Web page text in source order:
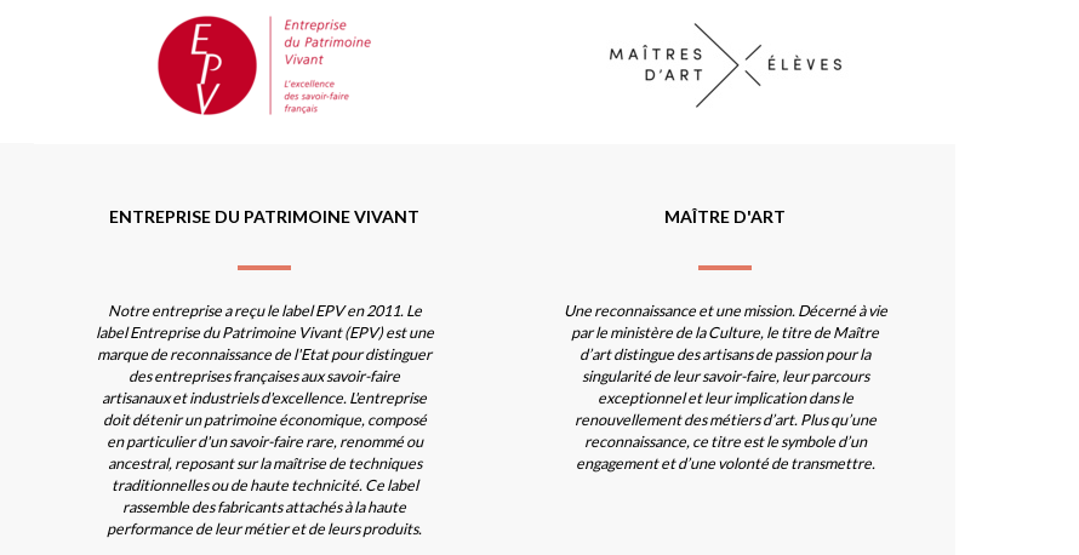
ENTREPRISE DU PATRIMOINE VIVANT
Notre entreprise a reçu le label EPV en 2011. Le
label Entreprise du Patrimoine Vivant (EPV) est une
marque de reconnaissance de l'Etat pour distinguer
des entreprises françaises aux savoir-faire
artisanaux et industriels d'excellence. L'entreprise
doit détenir un patrimoine économique, composé
en particulier d'un savoir-faire rare, renommé ou
ancestral, reposant sur la maîtrise de techniques
traditionnelles ou de haute technicité. Ce label
rassemble des fabricants attachés à la haute
performance de leur métier et de leurs produits.
MAÎTRE D'ART
Une reconnaissance et une mission. Décerné à vie
par le ministère de la Culture, le titre de Maître
d’art distingue des artisans de passion pour la
singularité de leur savoir-faire, leur parcours
exceptionnel et leur implication dans le
renouvellement des métiers d’art. Plus qu’une
reconnaissance, ce titre est le symbole d’un
engagement et d’une volonté de transmettre.